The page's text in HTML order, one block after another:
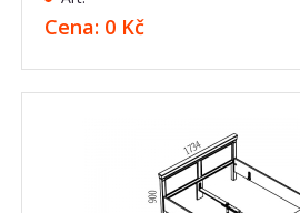
Cena: 0 Kč